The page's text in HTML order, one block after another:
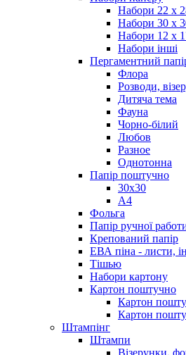
Набори 22 х
Набори 30 х
Набори 12 х
Набори інші
Пергаментний
Флора
Розводи,
Дитяча тема
Фауна
Чорно-білий
Любов
Разное
Однотонна
Папір поштучно
30х30
А4
Фольга
Папір ручної
Крепований папір
ЕВА піна - листи,
Тішью
Набори картону
Картон поштучно
Картон
Картон
Штампінг
Штампи
Візерунки,